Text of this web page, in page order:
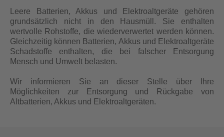
Leere Batterien, Akkus und Elektroaltgeräte gehören
grundsätzlich nicht in den Hausmüll. Sie enthalten
wertvolle Rohstoffe, die wiederverwertet werden können.
Gleichzeitig können Batterien, Akkus und Elektroaltgeräte
Schadstoffe enthalten, die bei falscher Entsorgung
Mensch und Umwelt belasten.
Wir informieren Sie an dieser Stelle über Ihre
Möglichkeiten zur Entsorgung und Rückgabe von
Altbatterien, Akkus und Elektroaltgeräten.